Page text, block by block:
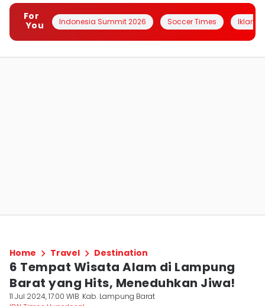
For
You
Indonesia Summit 2026 Soccer Times Iklanin
Home Travel Destination
6 Tempat Wisata Alam di Lampung
Barat yang Hits, Meneduhkan Jiwa!
11 Jul 2024, 17:00 WIB Kab. Lampung Barat